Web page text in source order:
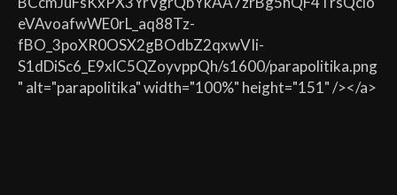
eVAvoafwWE0rL_aq88Tz-
fBO_3poXR0OSX2gBOdbZ2qxwVIi-
S1dDiSc6_E9xlC5QZoyvppQh/s1600/parapolitika.png
" alt="parapolitika" width="100%" height="151" /></a>